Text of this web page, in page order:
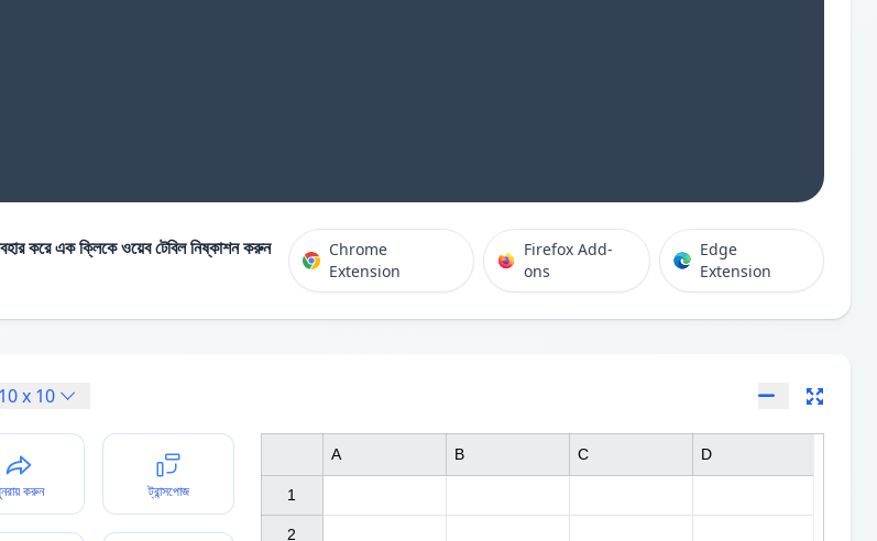
করে এক ক্লিকে ওয়েব টেবিল নিষ্কাশন করুন
Chrome
Extension
Firefox Add-
ons
Edge
Extension
10x 10
করুন ট্রান্সপোজ 1
2
A B C D